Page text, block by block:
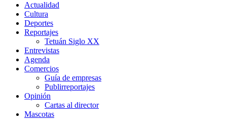
Actualidad
Cultura
Deportes
Reportajes
Tetuán Siglo XX
Entrevistas
Agenda
Comercios
Guía de empresas
Publirreportajes
Opinión
Cartas al director
Mascotas